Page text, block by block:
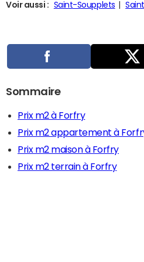
Voir aussi : Saint-Soupplets
Sommaire
Prix m2 à Forfry
Prix m2 appartement à
Prix m2 maison à Forfry
Prix m2 terrain à Forfry